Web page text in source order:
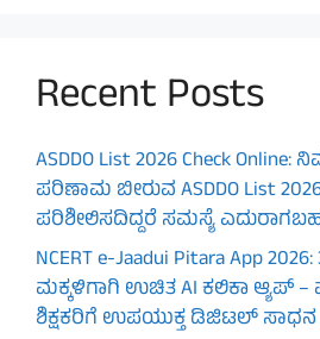
Recent Posts
ASDDO List 2026 Check Online:
ಪರಿಣಾಮ ಬೀರುವ ASDDO List
ಪರಿಶೀಲಿಸದಿದ್ದರೆ ಸಮಸ್ಯೆ
NCERT e-Jaadui Pitara App
ಮಕ್ಕಳಿಗಾಗಿ ಉಚಿತ AI ಕಲಿಕಾ ಆ್ಯಪ್ –
ಶಿಕ್ಷಕರಿಗೆ ಉಪಯುಕ್ತ ಡಿಜಿಟಲ್ ಸಾಧನ